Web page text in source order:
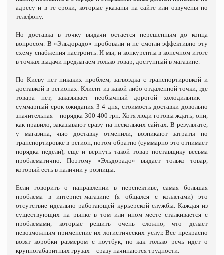
адресу и в те сроки, которые указаны на сайте или озвучены по
телефону.
Но доставка в точку выдачи остается нерешенным до конца
вопросом. В «Эльдорадо» пробовали и не смогли эффективно эту
схему снабжения настроить. И мы, и конкуренты в конечном итоге
в точках выдачи предлагаем только товар, доступный в магазине.
По Киеву нет никаких проблем, загвоздка с транспортировкой и
доставкой в регионах. Клиент из какой-либо отдаленной точки, где
товара нет, заказывает необычный дорогой холодильник -
суммарный срок ожидания 3-4 дня, стоимость доставки довольно
значительная – порядка 300-400 грн. Хотя люди готовы ждать, они,
как правило, заказывают сразу на нескольких сайтах. В результате,
у магазина, чью доставку отменили, возникают затраты по
транспортировке в регион, потом обратно (суммарно это отнимает
порядка недели), еще и вернуть такой товар поставщику весьма
проблематично. Поэтому «Эльдорадо» выдает только товар,
который есть в наличии у розницы.
Если говорить о направлении в перспективе, самая большая
проблема в интернет-магазине (я общался с коллегами) это
отсутствие идеально работающей курьерской службы. Каждая из
существующих на рынке в том или ином месте сталкивается с
проблемами, которые решить очень сложно, что делает
невозможным применение их логистических услуг. Все прекрасно
возят коробки размером с ноутбук, но как только речь идет о
крупногабаритных грузах – сразу начинаются трудности.